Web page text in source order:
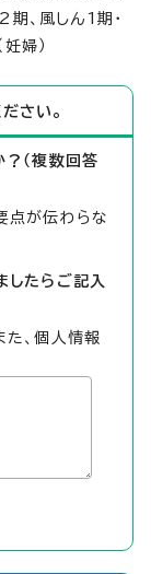
、風しん1期・
婦）
さい。
（複数回答
点が伝わらな
したらご記入
た、個人情報